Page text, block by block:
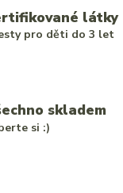
látky
pro děti do 3 let
skladem
si :)